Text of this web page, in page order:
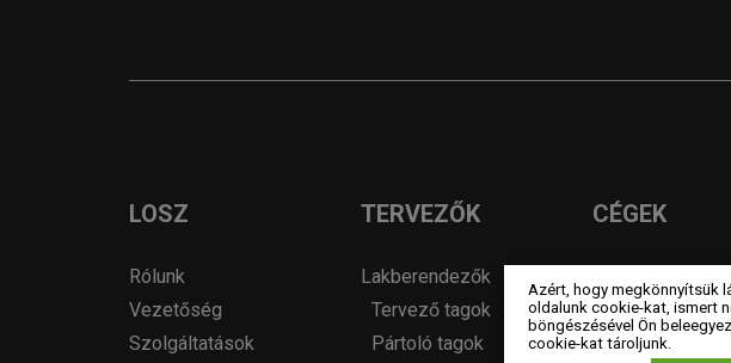
LOSZ
Rólunk
Vezetőség
Szolgáltatások
TERVEZŐK
Lakberendezők
Tervező tagok
Pártoló tagok
CÉGEK
Kiemelt
Szakmai partner
Azért, hogy megkönnyítsük
oldalunk cookie-kat, ismert
böngészésével Ön
cookie-kat tároljunk.